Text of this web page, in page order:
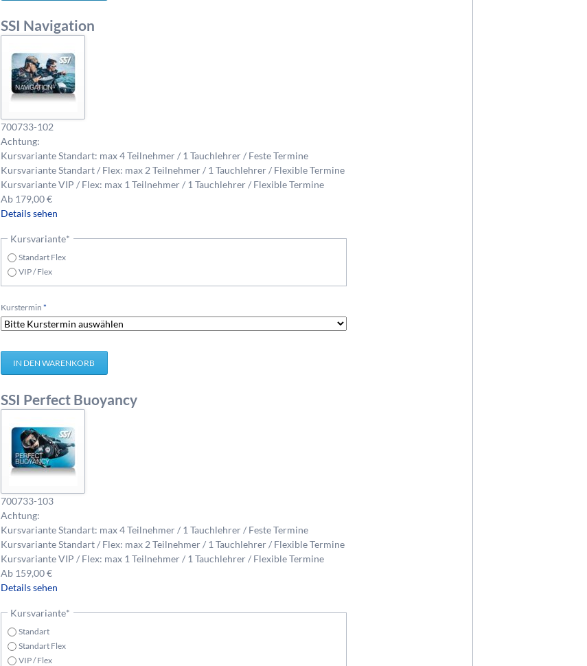
SSI Navigation
700733-102
Achtung:
Kursvariante Standart: max 4 Teilnehmer / 1 Tauchlehrer / Feste Termine
Kursvariante Standart / Flex: max 2 Teilnehmer / 1 Tauchlehrer / Flexible Termine
Kursvariante VIP / Flex: max 1 Teilnehmer / 1 Tauchlehrer / Flexible Termine
Ab 179,00€
Details sehen
Pflichtfeld
Kursvariante*
Standart Flex
VIP / Flex
Pflichtfeld
Kurstermin *
SSI Perfect Buoyancy
700733-103
Achtung:
Kursvariante Standart: max 4 Teilnehmer / 1 Tauchlehrer / Feste Termine
Kursvariante Standart / Flex: max 2 Teilnehmer / 1 Tauchlehrer / Flexible Termine
Kursvariante VIP / Flex: max 1 Teilnehmer / 1 Tauchlehrer / Flexible Termine
Ab 159,00€
Details sehen
Pflichtfeld
Kursvariante*
Standart
Standart Flex
VIP / Flex